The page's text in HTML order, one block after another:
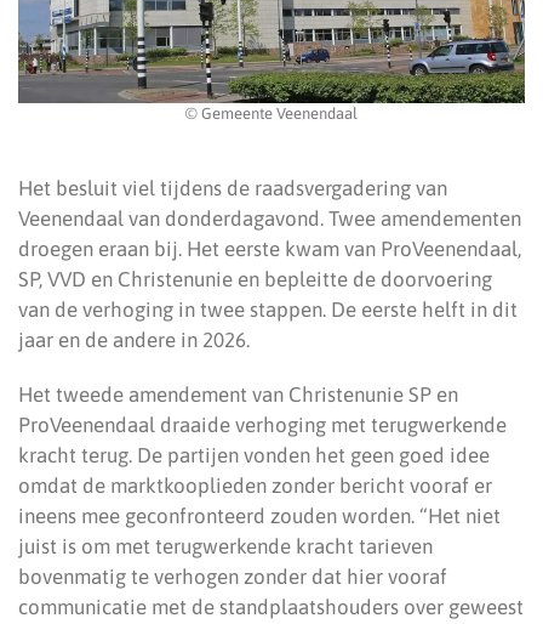
© Gemeente Veenendaal
Het besluit viel tijdens de raadsvergadering van
Veenendaal van donderdagavond. Twee amendementen
droegen eraan bij. Het eerste kwam van ProVeenendaal,
SP, VVD en Christenunie en bepleitte de doorvoering
van de verhoging in twee stappen. De eerste helft in dit
jaar en de andere in 2026.
Het tweede amendement van Christenunie SP en
ProVeenendaal draaide verhoging met terugwerkende
kracht terug. De partijen vonden het geen goed idee
omdat de marktkooplieden zonder bericht vooraf er
ineens mee geconfronteerd zouden worden. “Het niet
juist is om met terugwerkende kracht tarieven
bovenmatig te verhogen zonder dat hier vooraf
communicatie met de standplaatshouders over geweest